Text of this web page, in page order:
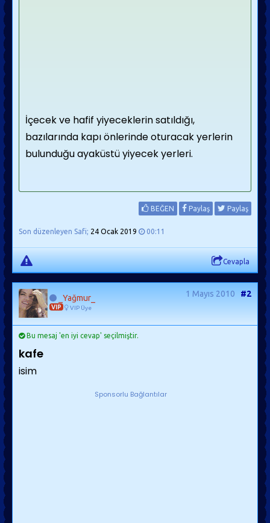
İçecek ve hafif yiyeceklerin satıldığı,
bazılarında kapı önlerinde oturacak yerlerin
bulunduğu ayaküstü yiyecek yerleri.
BEĞEN Paylaş Paylaş
Son düzenleyen Safi; 24 Ocak 2019 00:11
Cevapla
_Yağmur_
VIP VIP Üye
1 Mayıs 2010 #2
Bu mesaj 'en iyi cevap' seçilmiştir.
kafe
isim
Sponsorlu Bağlantılar